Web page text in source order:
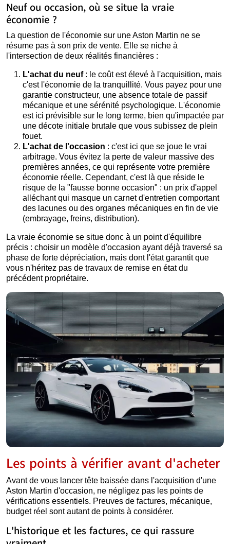
Neuf ou occasion, où se situe la vraie
économie ?
La question de l'économie sur une Aston Martin ne se
résume pas à son prix de vente. Elle se niche à
l'intersection de deux réalités financières :
L'achat du neuf : le coût est élevé à l'acquisition, mais
c'est l'économie de la tranquillité. Vous payez pour une
garantie constructeur, une absence totale de passif
mécanique et une sérénité psychologique. L'économie
est ici prévisible sur le long terme, bien qu'impactée par
une décote initiale brutale que vous subissez de plein
fouet.
L'achat de l'occasion : c'est ici que se joue le vrai
arbitrage. Vous évitez la perte de valeur massive des
premières années, ce qui représente votre première
économie réelle. Cependant, c'est là que réside le
risque de la "fausse bonne occasion" : un prix d'appel
alléchant qui masque un carnet d'entretien comportant
des lacunes ou des organes mécaniques en fin de vie
(embrayage, freins, distribution).
La vraie économie se situe donc à un point d'équilibre
précis : choisir un modèle d'occasion ayant déjà traversé sa
phase de forte dépréciation, mais dont l'état garantit que
vous n'héritez pas de travaux de remise en état du
précédent propriétaire.
Les points à vérifier avant d'acheter
Avant de vous lancer tête baissée dans l'acquisition d'une
Aston Martin d'occasion, ne négligez pas les points de
vérifications essentiels. Preuves de factures, mécanique,
budget réel sont autant de points à considérer.
L'historique et les factures, ce qui rassure